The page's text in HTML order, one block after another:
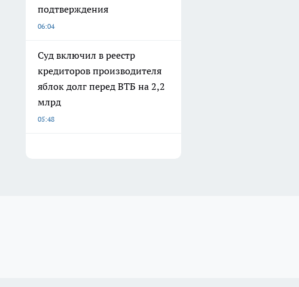
подтверждения
06:04
Суд включил в реестр
кредиторов производителя
яблок долг перед ВТБ на 2,2
млрд
05:48